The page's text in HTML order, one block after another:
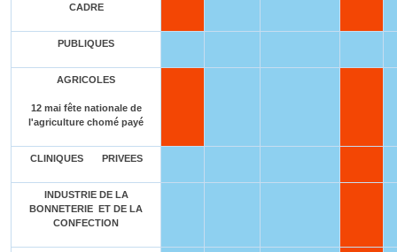
CADRE
PUBLIQUES
AGRICOLES
12 mai fête nationale de
l'agriculture chomé payé
CLINIQUES PRIVEES
INDUSTRIE DE LA
BONNETERIE ET DE LA
CONFECTION